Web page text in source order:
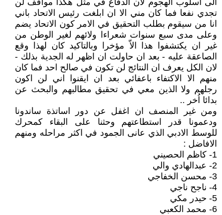
الى اسلوب الهجوم لان الدفاع في مثل هكذا مواقف لن
تجدي نفعا فما كان مني الا ان ابلغت رئيس الاتحاد باني
انا من سيقوم بطلب التحقيق في الامر كون الاتحاد يضم
وعلى مدى سبع سنوات شعراءا ولائهم لغير الوطن من
غير ان يكتشفوا هذا الاّ مؤخرا وبالتاكيد كان لهذا وقع
الصاعقة عليه - بعد ان حاولت ان اظهر له الجدية بذلك -
لان الكل يعرف ان النتائج لن تكون في صالح احد فما كان
منهم الا الاكتفاء باعفائي بعد ان ايقنوا اني لن اكون
رجلهم ولا الذين معي في تحقيق مطالبهم والبحث عن
بدائا اُخر ..
ومن غير المنصف ان اغفل عن دور اساتذة ساندونا
ودعمونا قدر استطاعتهم وحثنا على البقاء كمحرك
للوسط الادبي الذي عانى الجمود في اكثر مراحله ومنهم
الافاضل :
1- كاظم الحصيني
2- عبدالهادي والي
3- محسن الخفاجي
4- ناجح ناجي
5- حيدر مكي
6- محمد الكعبي